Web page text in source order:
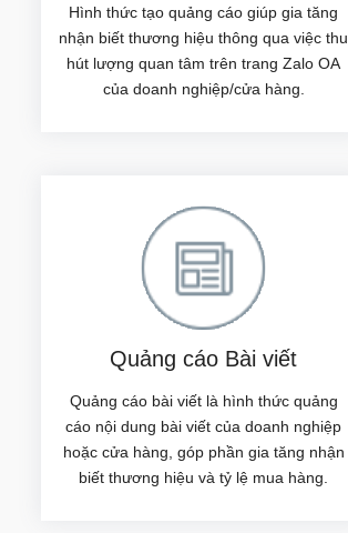
Hình thức tạo quảng cáo giúp gia tăng
nhận biết thương hiệu thông qua việc thu
hút lượng quan tâm trên trang Zalo OA
của doanh nghiệp/cửa hàng.
Quảng cáo Bài viết
Quảng cáo bài viết là hình thức quảng
cáo nội dung bài viết của doanh nghiệp
hoặc cửa hàng, góp phần gia tăng nhận
biết thương hiệu và tỷ lệ mua hàng.